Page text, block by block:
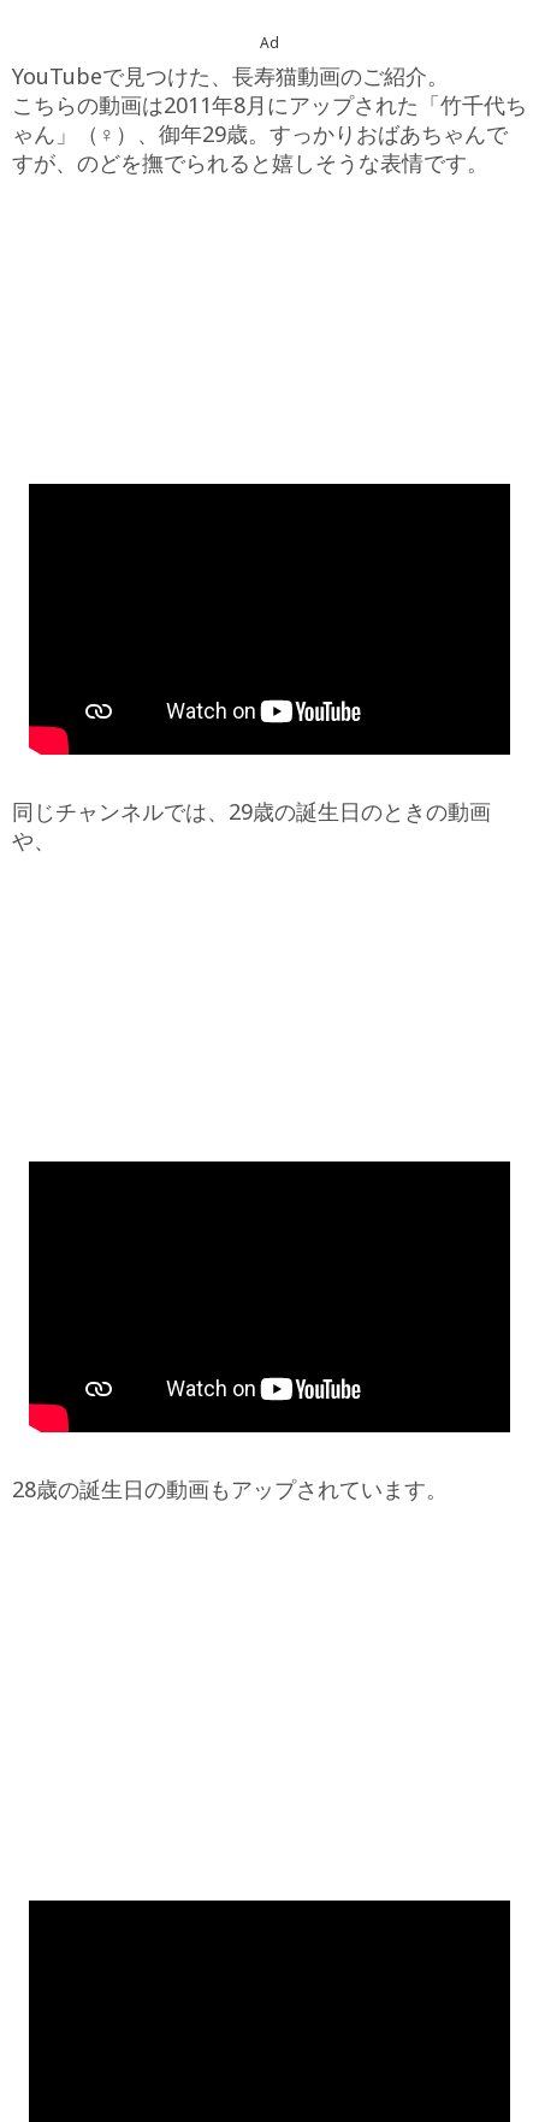
Ad
YouTubeで見つけた、長寿猫動画のご紹介。
こちらの動画は2011年8月にアップされた「竹千代ち
ゃん」（♀）、御年29歳。すっかりおばあちゃんで
すが、のどを撫でられると嬉しそうな表情です。
同じチャンネルでは、29歳の誕生日のときの動画
や、
28歳の誕生日の動画もアップされています。